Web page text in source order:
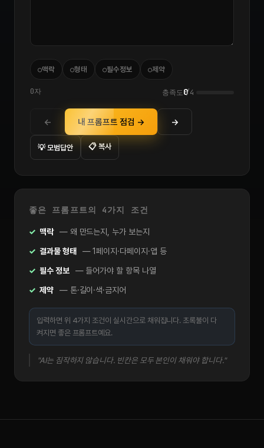
○맥락 ○형태 ○필수정보 ○제약
0자 충족도0/4
← 내 프롬프트 점검 → →
💡 모범답안 📋 복사
좋은 프롬프트의 4가지 조건
맥락 — 왜 만드는지, 누가 보는지
결과물 형태 — 1페이지·다페이지·앱 등
필수 정보 — 들어가야 할 항목 나열
제약 — 톤·길이·색·금지어
입력하면 위 4가지 조건이 실시간으로 채워집니다. 초록불이 다
켜지면 좋은 프롬프트예요.
"AI는 짐작하지 않습니다. 빈칸은 모두 본인이 채워야 합니다."